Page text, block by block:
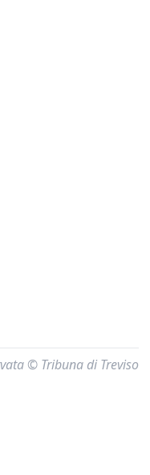
© Tribuna di Treviso